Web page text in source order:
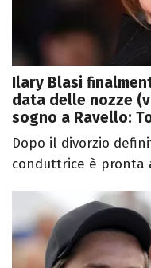
Ilary Blasi
data delle nozze
sogno a Ravello:
Dopo il divorzio
conduttrice è pronta